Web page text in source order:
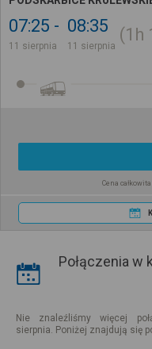
07:25
11 sierpnia
08:35
11 sierpnia
1h
Cena
Połączenia w
Nie znaleźliśmy więcej
sierpnia. Poniżej znajdują się